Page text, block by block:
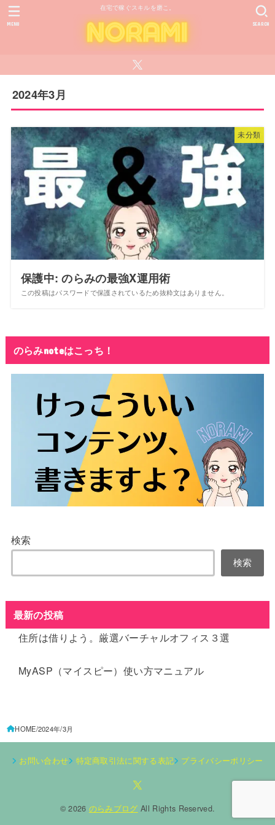
在宅で稼ぐスキルを磨こ。
SEARCH
MENU
2024年3月
未分類
保護中: のらみの最強X運用術
この投稿はパスワードで保護されているため抜粋文はありません。
のらみnoteはこっち！
検索
検索
最新の投稿
住所は借りよう。厳選バーチャルオフィス３選
MyASP（マイスピー）使い方マニュアル
HOME 2024年 3月
お問い合わせ 特定商取引法に関する表記 プライバシーポリシー
© 2026 のらみブログ All Rights Reserved.